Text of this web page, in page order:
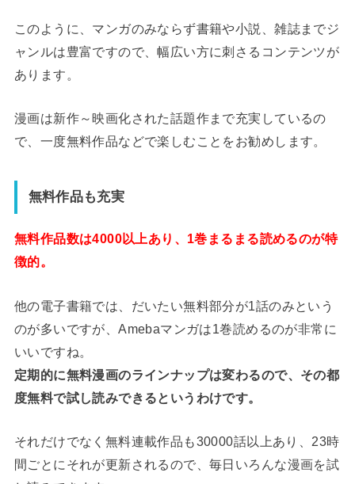
このように、マンガのみならず書籍や小説、雑誌までジ
ャンルは豊富ですので、幅広い方に刺さるコンテンツが
あります。
漫画は新作～映画化された話題作まで充実しているの
で、一度無料作品などで楽しむことをお勧めします。
無料作品も充実
無料作品数は4000以上あり、1巻まるまる読めるのが特
徴的。
他の電子書籍では、だいたい無料部分が1話のみという
のが多いですが、Amebaマンガは1巻読めるのが非常に
いいですね。
定期的に無料漫画のラインナップは変わるので、その都
度無料で試し読みできるというわけです。
それだけでなく無料連載作品も30000話以上あり、23時
間ごとにそれが更新されるので、毎日いろんな漫画を試